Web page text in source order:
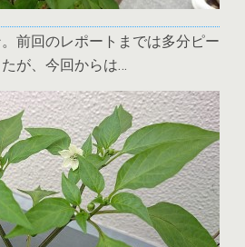
前回のレポートまでは多分ピー
が、今回からは…